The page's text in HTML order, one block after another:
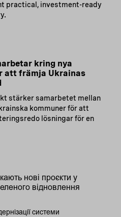
practical, investment-ready
kring nya
att främja Ukrainas
stärker samarbetet mellan
kommuner för att
lösningar för en
нові проєкти у
відновлення
системи